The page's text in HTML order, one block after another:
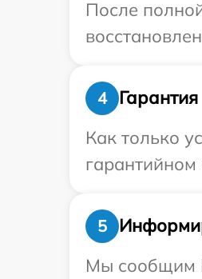
После
4
Гарантия
Как только
гарантийном
5
Мы сообщим